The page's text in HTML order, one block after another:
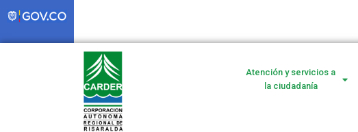
Atención y servicios a
la ciudadanía